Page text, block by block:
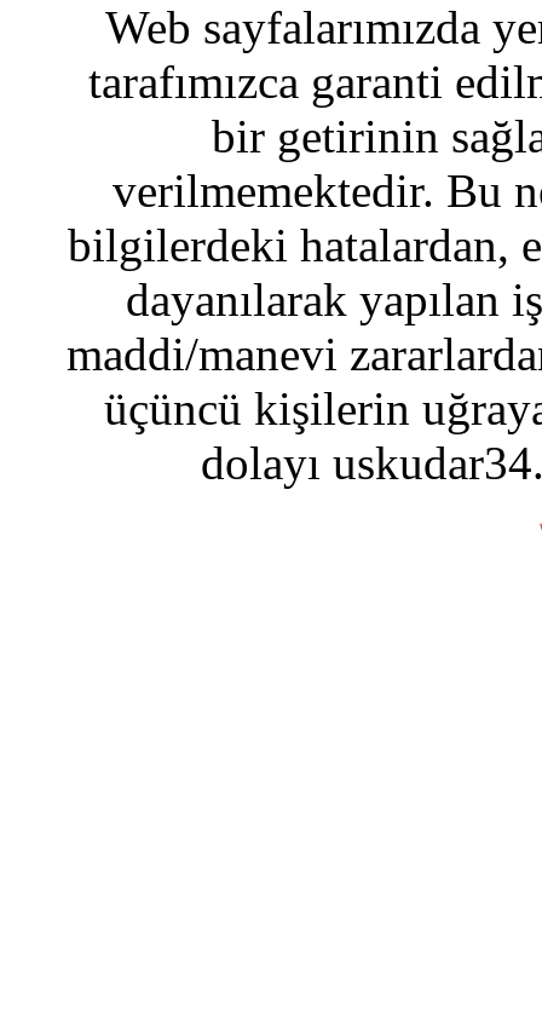
Web sayfalarımızda
tarafımızca garanti
bir getirinin
verilmemektedir. Bu
bilgilerdeki hatalardan,
dayanılarak yapılan
maddi/manevi
üçüncü kişilerin
dolayı